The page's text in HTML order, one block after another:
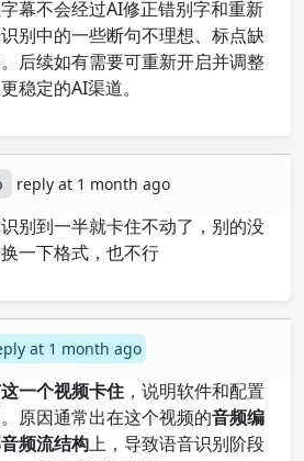
幕不会经过AI修正错别字和重新
别中的一些断句不理想、标点缺
后续如有需要可重新开启并调整
稳定的AI渠道。
reply at 1 month ago
别到一半就卡住不动了，别的没
一下格式，也不行
at 1 month ago
一个视频卡住 ，说明软件和配置
原因通常出在这个视频的音频编
频流结构上，导致语音识别阶段